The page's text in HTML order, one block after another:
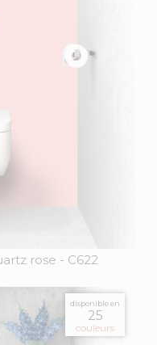
rose - C622
disponible en
25
couleurs